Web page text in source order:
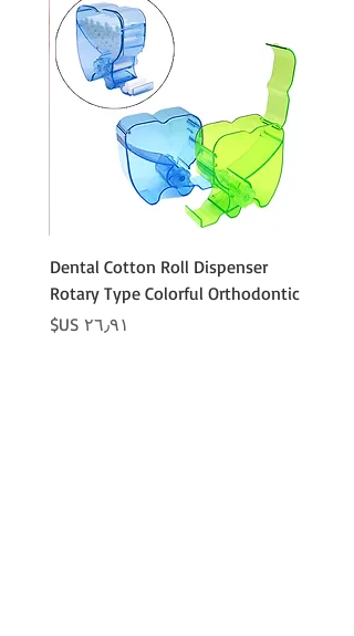
Dental Cotton Roll Dispenser
Rotary Type Colorful Orthodontic
السعر